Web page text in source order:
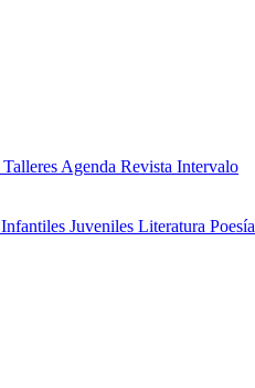
Talleres Agenda Revista Intervalo
Infantiles Juveniles Literatura Poesía